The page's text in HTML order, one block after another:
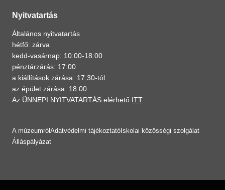
Nyitvatartás
Általános nyitvatartás
hétfő: zárva
kedd-vasárnap: 10:00-18:00
pénztárzárás: 17:00
a kiállítások zárása: 17:30-tól
az épület zárása: 18:00
Az ÜNNEPI NYITVATARTÁS elérhető ITT.
A múzeumrólAdatvédelmi tájékoztatóIskolai közösségi szolgálat
Álláspályázat